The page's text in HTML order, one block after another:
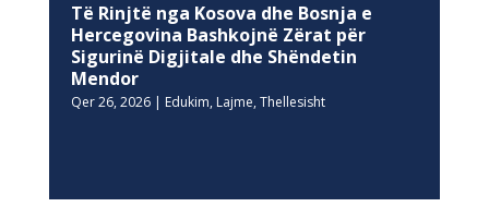
Të Rinjtë nga Kosova dhe Bosnja e
Hercegovina Bashkojnë Zërat për
Sigurinë Digjitale dhe Shëndetin
Mendor
Qer 26, 2026| Edukim, Lajme, Thellesisht